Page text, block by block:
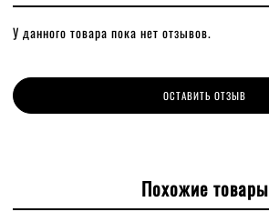
У данного товара пока нет отзывов.
ОСТАВИТЬ ОТЗЫВ
Похожие товары